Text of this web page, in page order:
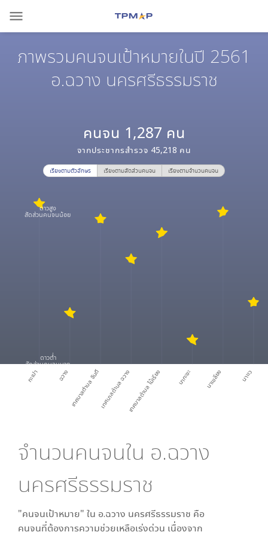
menu
ภาพรวมคนจนเป้าหมายในปี 2561
อ.ฉวาง นครศรีธรรมราช
คนจน 1,287 คน
จากประชากรสำรวจ 45,218 คน
เรียงตามตัวอักษร เรียงตามสัดส่วนคนจน เรียงตามจำนวนคนจน
กะเปา ฉวาง เทศบาลตำบล จันดีเทศบาลตำบล ฉวางเทศบาลตำบล ไม้เรียง นากะชะ นาเขลียง นาแว
ดาวสูง
สัดส่วนคนจนน้อย
ดาวต่ำ
สัดส่วนคนจนมาก
จำนวนคนจนใน อ.ฉวาง
นครศรีธรรมราช
"คนจนเป้าหมาย" ใน อ.ฉวาง นครศรีธรรมราช คือ
คนจนที่ต้องการความช่วยเหลือเร่งด่วน เนื่องจาก